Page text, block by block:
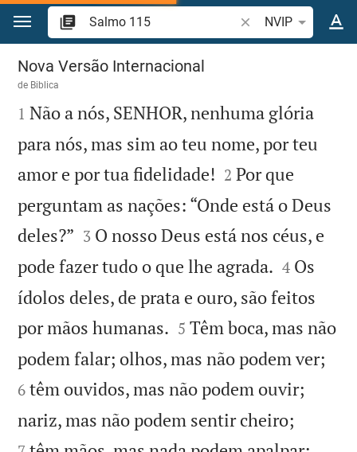
Ir para o conteúdo
Pesquise
NVIP
Salmo 115
Nova Versão Internacional
de Biblica

1 Não a nós, SENHOR, nenhuma glória
para nós, mas sim ao teu nome, por teu
amor e por tua fidelidade! 

2 Por que
perguntam as nações: “Onde está o Deus
deles?” 

3 O nosso Deus está nos céus, e
pode fazer tudo o que lhe agrada. 

4 Os
ídolos deles, de prata e ouro, são feitos
por mãos humanas. 

5 Têm boca, mas não
podem falar; olhos, mas não podem ver;
6 têm ouvidos, mas não podem ouvir;
nariz, mas não podem sentir cheiro;